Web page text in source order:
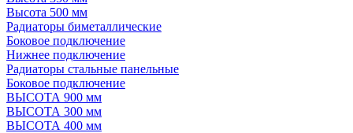
Высота 500 мм
Радиаторы биметаллические
Боковое подключение
Нижнее подключение
Радиаторы стальные панельные
Боковое подключение
ВЫСОТА 900 мм
ВЫСОТА 300 мм
ВЫСОТА 400 мм